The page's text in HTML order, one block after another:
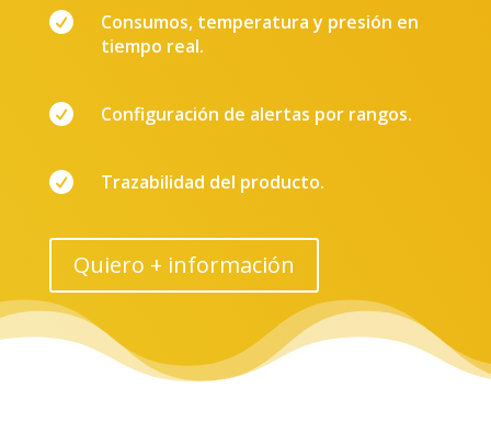

Consumos, temperatura y presión en
tiempo real.
 Configuración de alertas por rangos.
 Trazabilidad del producto.
Quiero + información